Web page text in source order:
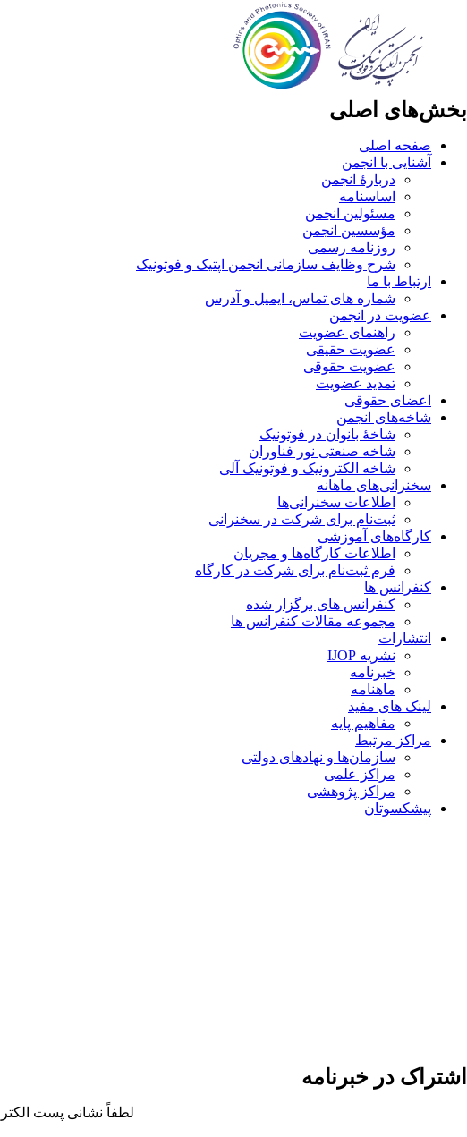
بخش‌های اصلی
صفحه اصلی
آشنایی با انجمن
دربارۀ انجمن
اساسنامه
مسئولین انجمن
مؤسسین انجمن
روزنامه رسمی
شرح وظایف سازمانی انجمن اپتیک و فوتونیک
ارتباط با ما
شماره های تماس، ایمیل و آدرس
عضویت در انجمن
راهنمای عضویت
عضویت حقیقی
عضویت حقوقی
تمدید عضویت
اعضای حقوقی
شاخه‌های انجمن
شاخۀ بانوان در فوتونیک
شاخه صنعتی نور فناوران
شاخه‌ الکترونیک و فوتونیک آلی
سخنرانی‌های ماهانه
اطلاعات سخنرانی‌‌ها
ثبت‌نام برای شرکت در سخنرانی
کارگاه‌های آموزشی
اطلاعات کارگاه‌ها و مجریان
فرم ثبت‌نام برای شرکت در کارگاه
کنفرانس ها
کنفرانس های برگزار شده
مجموعه مقالات کنفرانس ها
انتشارات
نشریه IJOP
خبرنامه
ماهنامه
لینک های مفید
مفاهیم پایه
مراکز مرتبط
سازمان‌ها و نهادهای دولتی
مراکز علمی
مراکز پژوهشی
پیشکسوتان
اشتراک در خبرنامه
لطفاً نشانی پست